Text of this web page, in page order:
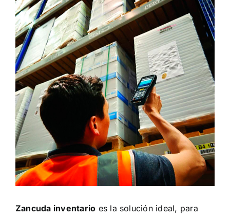
Zancuda inventario es la solución ideal, para